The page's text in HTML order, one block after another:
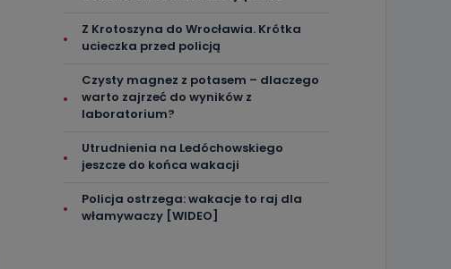
Z Krotoszyna do Wrocławia. Krótka
ucieczka przed policją
Czysty magnez z potasem – dlaczego
warto zajrzeć do wyników z
laboratorium?
Utrudnienia na Ledóchowskiego
jeszcze do końca wakacji
Policja ostrzega: wakacje to raj dla
włamywaczy [WIDEO]